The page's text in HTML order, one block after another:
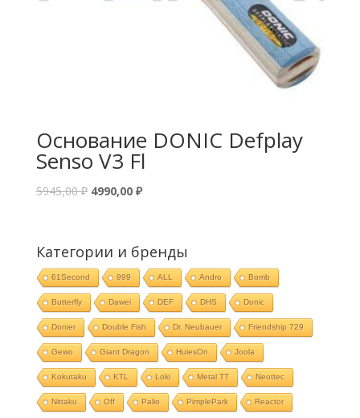
Основание DONIC Defplay
Senso V3 Fl
5945,00₽ 4990,00 ₽
Категории и бренды
61Second 999 ALL Andro Bomb
Butterfly Dawei DEF DHS Donic
Donier Double Fish Dr. Neubauer Friendship 729
Gewo Giant Dragon HuiesOn Joola
Kokutaku KTL Loki Metal TT Neottec
Nittaku Off Palio PimplePark Reactor